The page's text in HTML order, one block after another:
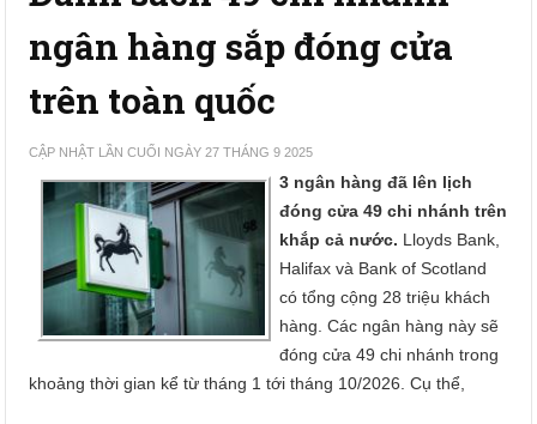
ngân hàng sắp đóng cửa
trên toàn quốc
CẬP NHẬT LẦN CUỐI NGÀY 27 THÁNG 9 2025
3 ngân hàng đã lên lịch
đóng cửa 49 chi nhánh trên
khắp cả nước. Lloyds Bank,
Halifax và Bank of Scotland
có tổng cộng 28 triệu khách
hàng. Các ngân hàng này sẽ
đóng cửa 49 chi nhánh trong
khoảng thời gian kể từ tháng 1 tới tháng 10/2026. Cụ thể,